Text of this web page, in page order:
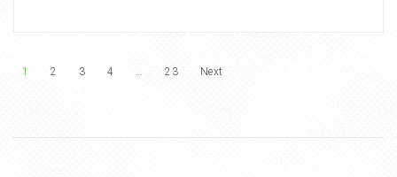
1 2 3 4 … 23 Next